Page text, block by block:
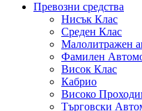
Превозни средства
Нисък Клас
Среден Клас
Малолитражен
Фамилен
Висок Клас
Кабрио
Високо
Търговски